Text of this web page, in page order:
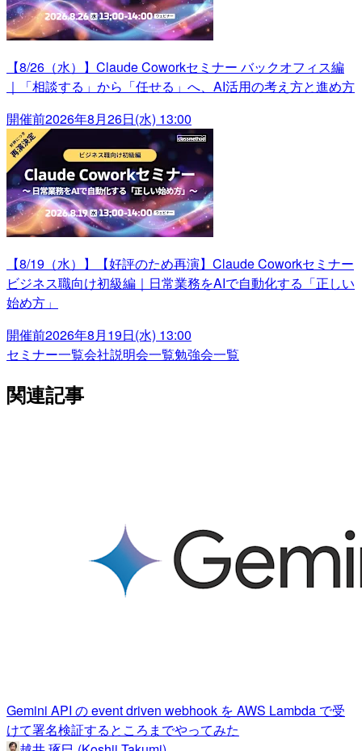
【8/26（水）】Claude Coworkセミナー バックオフィス編
｜「相談する」から「任せる」へ、AI活用の考え方と進め方
開催前2026年8月26日(水) 13:00
【8/19（水）】【好評のため再演】Claude Coworkセミナー
ビジネス職向け初級編｜日常業務をAIで自動化する「正しい
始め方」
開催前2026年8月19日(水) 13:00
セミナー一覧会社説明会一覧勉強会一覧
関連記事
Gemini API の event driven webhook を AWS Lambda で受
けて署名検証するところまでやってみた